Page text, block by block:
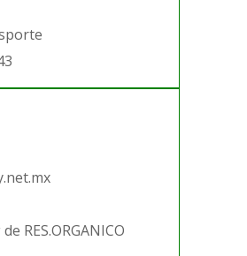
RES.ORGANICO